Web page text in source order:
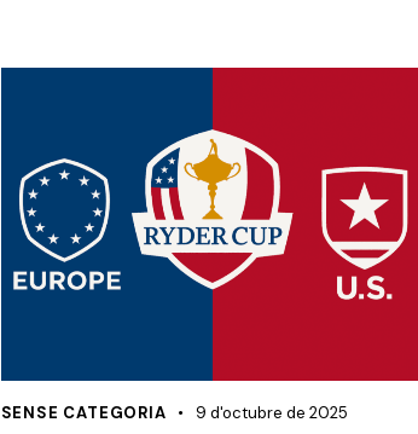
SENSE CATEGORIA 9 d'octubre de 2025